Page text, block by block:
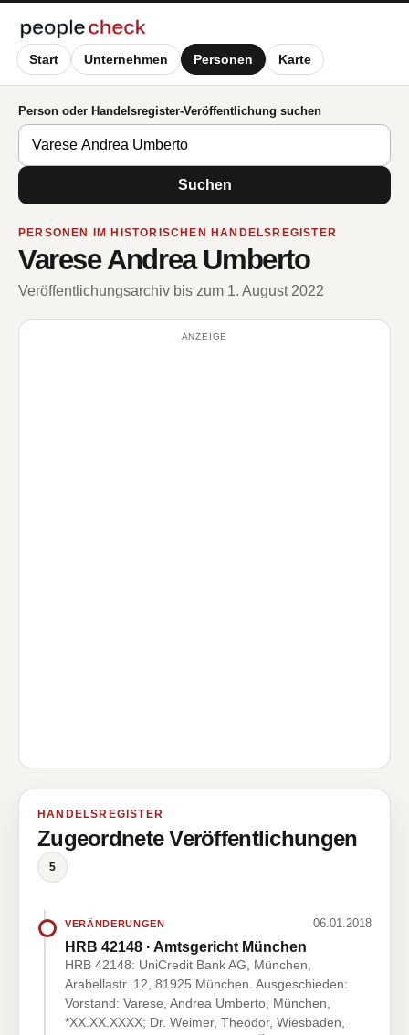
Start Unternehmen Personen Karte
Person oder Handelsregister-Veröffentlichung suchen
Suchen
PERSONEN IM HISTORISCHEN HANDELSREGISTER
Varese Andrea Umberto
Veröffentlichungsarchiv bis zum 1. August 2022
ANZEIGE
HANDELSREGISTER
Zugeordnete Veröffentlichungen
5
VERÄNDERUNGEN 06.01.2018
HRB 42148 · Amtsgericht München
HRB 42148: UniCredit Bank AG, München,
Arabellastr. 12, 81925 München. Ausgeschieden:
Vorstand: Varese, Andrea Umberto, München,
*XX.XX.XXXX; Dr. Weimer, Theodor, Wiesbaden,